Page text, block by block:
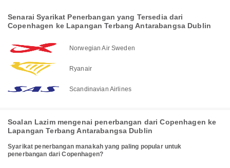
Senarai Syarikat Penerbangan yang Tersedia dari
Copenhagen ke Lapangan Terbang Antarabangsa Dublin
Norwegian Air Sweden
Ryanair
Scandinavian Airlines
Soalan Lazim mengenai penerbangan dari Copenhagen ke
Lapangan Terbang Antarabangsa Dublin
Syarikat penerbangan manakah yang paling popular untuk
penerbangan dari Copenhagen?